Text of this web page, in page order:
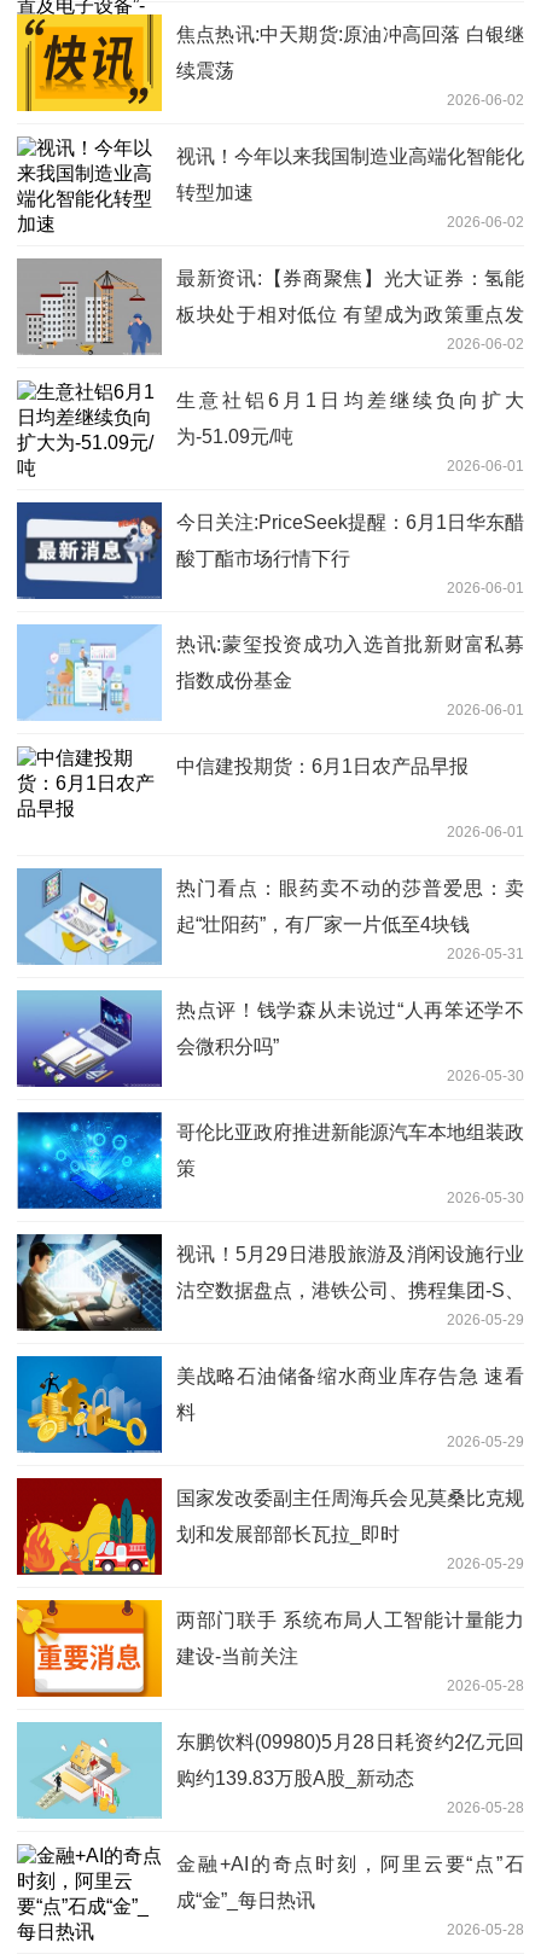
焦点热讯:中天期货:原油冲高回落 白银继
续震荡
2026-06-02
视讯！今年以来我国制造业高端化智能化
转型加速
2026-06-02
最新资讯:【券商聚焦】光大证券：氢能
板块处于相对低位 有望成为政策重点发
2026-06-02
生意社铝6月1日均差继续负向扩大
为-51.09元/吨
2026-06-01
今日关注:PriceSeek提醒：6月1日华东醋
酸丁酯市场行情下行
2026-06-01
热讯:蒙玺投资成功入选首批新财富私募
指数成份基金
2026-06-01
中信建投期货：6月1日农产品早报
2026-06-01
热门看点：眼药卖不动的莎普爱思：卖
起“壮阳药”，有厂家一片低至4块钱
2026-05-31
热点评！钱学森从未说过“人再笨还学不
会微积分吗”
2026-05-30
哥伦比亚政府推进新能源汽车本地组装政
策
2026-05-30
视讯！5月29日港股旅游及消闲设施行业
沽空数据盘点，港铁公司、携程集团-S、
2026-05-29
美战略石油储备缩水商业库存告急 速看
料
2026-05-29
国家发改委副主任周海兵会见莫桑比克规
划和发展部部长瓦拉_即时
2026-05-29
两部门联手 系统布局人工智能计量能力
建设-当前关注
2026-05-28
东鹏饮料(09980)5月28日耗资约2亿元回
购约139.83万股A股_新动态
2026-05-28
金融+AI的奇点时刻，阿里云要“点”石
成“金”_每日热讯
2026-05-28